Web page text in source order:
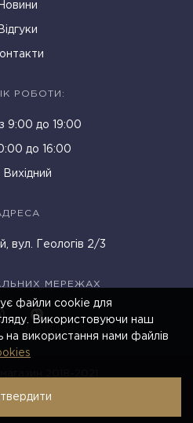
Новини
Відгуки
РОБОТИ:
9:00 до 19:00
до 16:00
Вихідний
вул. Геологів 2/3
МЕРЕЖАХ
файли cookie для
Використовуючи наш
використання нами файлів